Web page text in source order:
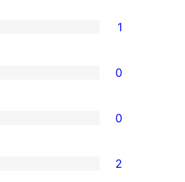
1
0
0
2